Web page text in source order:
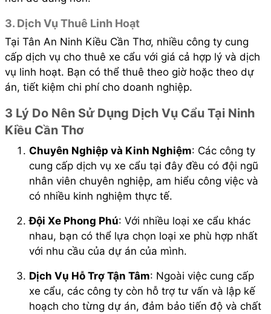
3. Dịch Vụ Thuê Linh Hoạt
Tại Tân An Ninh Kiều Cần Thơ, nhiều công ty cung
cấp dịch vụ cho thuê xe cẩu với giá cả hợp lý và dịch
vụ linh hoạt. Bạn có thể thuê theo giờ hoặc theo dự
án, tiết kiệm chi phí cho doanh nghiệp.
3 Lý Do Nên Sử Dụng Dịch Vụ Cẩu Tại Ninh
Kiều Cần Thơ
Chuyên Nghiệp và Kinh Nghiệm: Các công ty
cung cấp dịch vụ xe cẩu tại đây đều có đội ngũ
nhân viên chuyên nghiệp, am hiểu công việc và
có nhiều kinh nghiệm thực tế.
Đội Xe Phong Phú: Với nhiều loại xe cẩu khác
nhau, bạn có thể lựa chọn loại xe phù hợp nhất
với nhu cầu của dự án của mình.
Dịch Vụ Hỗ Trợ Tận Tâm: Ngoài việc cung cấp
xe cẩu, các công ty còn hỗ trợ tư vấn và lập kế
hoạch cho từng dự án, đảm bảo tiến độ và chất